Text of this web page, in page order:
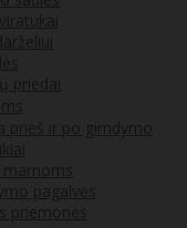
priedai
prieš ir po gimdymo
pagalvės
priemonės